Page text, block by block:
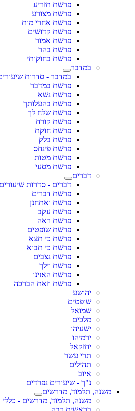
פרשת תזריע
פרשת מצורע
פרשת אחרי מות
פרשת קדושים
פרשת אמור
פרשת בהר
פרשת בחוקותי
במדבר
במדבר - סדרות
פרשת במדבר
פרשת נשא
פרשת בהעלותך
פרשת שלח לך
פרשת קורח
פרשת חוקת
פרשת בלק
פרשת פינחס
פרשת מטות
פרשת מסעי
דברים
דברים - סדרות שיעורים
פרשת דברים
פרשת ואתחנן
פרשת עקב
פרשת ראה
פרשת שופטים
פרשת כי תצא
פרשת כי תבוא
פרשת נצבים
פרשת וילך
פרשת האזינו
פרשת וזאת הברכה
יהושע
שופטים
שמואל
מלכים
ישעיהו
ירמיהו
יחזקאל
תרי עשר
תהילים
איוב
נ"ך - שיעורים נפרדים
משנה, תלמוד, מדרשים
משנה, תלמוד, מדרשים - כללי